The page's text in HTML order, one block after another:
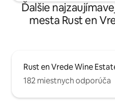
Ďalšie
mesta Rust en
Rust en Vrede Wine
182 miestnych odporúča